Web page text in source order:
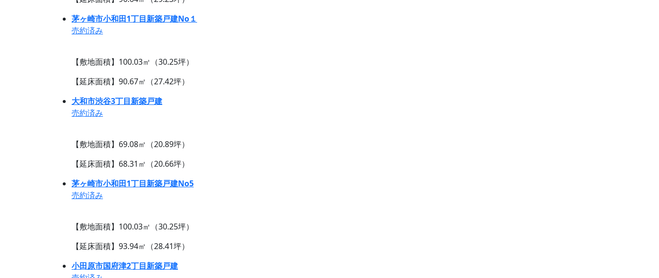
茅ヶ崎市小和田1丁目新築戸建No１
売約済み
【敷地面積】100.03㎡（30.25坪）
【延床面積】90.67㎡（27.42坪）
大和市渋谷3丁目新築戸建
売約済み
【敷地面積】69.08㎡（20.89坪）
【延床面積】68.31㎡（20.66坪）
茅ヶ崎市小和田1丁目新築戸建No5
売約済み
【敷地面積】100.03㎡（30.25坪）
【延床面積】93.94㎡（28.41坪）
小田原市国府津2丁目新築戸建